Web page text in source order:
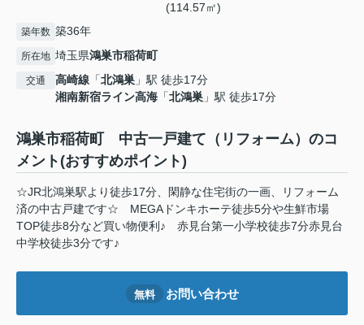
(114.57㎡)
築年数 築36年
所在地 埼玉県鴻巣市稲荷町
交通 高崎線 「北鴻巣 」駅 徒歩17分
湘南新宿ライン高海 「北鴻巣 」駅 徒歩17分
鴻巣市稲荷町 中古一戸建て（リフォーム）のコ
メント(おすすめポイント)
☆JR北鴻巣駅より徒歩17分、閑静な住宅街の一画、リフォーム
済の中古戸建です☆ MEGAドンキホーテ徒歩5分や生鮮市場
TOP徒歩8分など買い物便利♪ 赤見台第一小学校徒歩7分赤見台
中学校徒歩3分です♪
無料 お問い合わせ